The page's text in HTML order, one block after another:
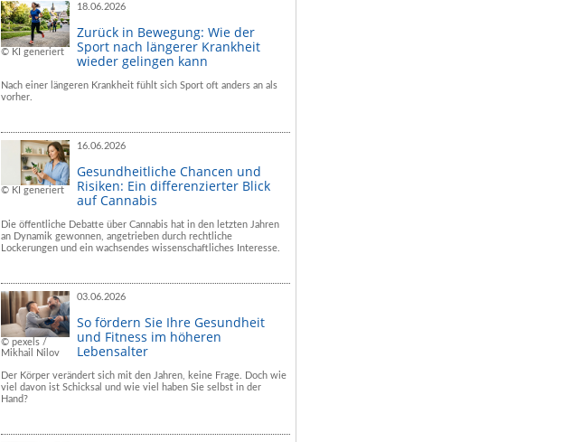
© KI generiert
18.06.2026
Zurück in Bewegung: Wie der
Sport nach längerer Krankheit
wieder gelingen kann
Nach einer längeren Krankheit fühlt sich Sport oft anders an als
vorher.
© KI generiert
16.06.2026
Gesundheitliche Chancen und
Risiken: Ein differenzierter Blick
auf Cannabis
Die öffentliche Debatte über Cannabis hat in den letzten Jahren
an Dynamik gewonnen, angetrieben durch rechtliche
Lockerungen und ein wachsendes wissenschaftliches Interesse.
© pexels /
Mikhail Nilov
03.06.2026
So fördern Sie Ihre Gesundheit
und Fitness im höheren
Lebensalter
Der Körper verändert sich mit den Jahren, keine Frage. Doch wie
viel davon ist Schicksal und wie viel haben Sie selbst in der
Hand?